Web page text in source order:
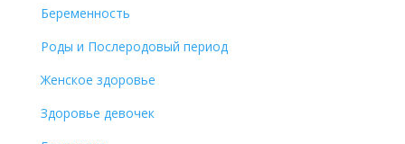
Беременность
Роды и Послеродовый период
Женское здоровье
Здоровье девочек